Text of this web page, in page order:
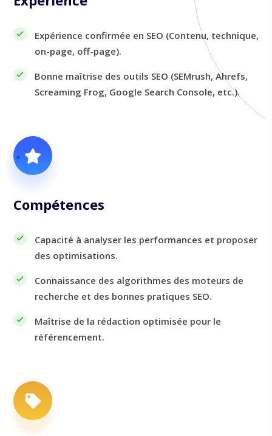
Expérience confirmée en SEO (Contenu, technique,
on-page, off-page).
Bonne maîtrise des outils SEO (SEMrush, Ahrefs,
Screaming Frog, Google Search Console, etc.).
Compétences
Capacité à analyser les performances et proposer
des optimisations.
Connaissance des algorithmes des moteurs de
recherche et des bonnes pratiques SEO.
Maîtrise de la rédaction optimisée pour le
référencement.